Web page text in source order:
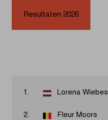
Resultaten 2026
1. Lorena Wiebes
2. Fleur Moors